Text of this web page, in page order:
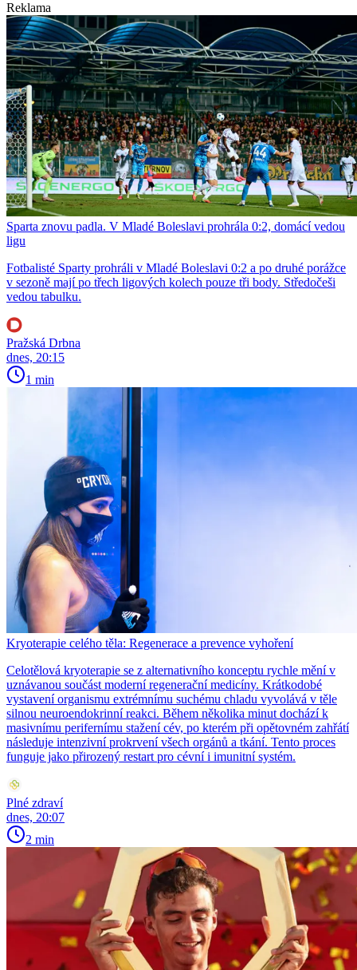
Reklama
Sparta znovu padla. V Mladé Boleslavi prohrála 0:2, domácí vedou
ligu
Fotbalisté Sparty prohráli v Mladé Boleslavi 0:2 a po druhé porážce
v sezoně mají po třech ligových kolech pouze tři body. Středočeši
vedou tabulku.
Pražská Drbna
dnes, 20:15
1 min
Kryoterapie celého těla: Regenerace a prevence vyhoření
Celotělová kryoterapie se z alternativního konceptu rychle mění v
uznávanou součást moderní regenerační medicíny. Krátkodobé
vystavení organismu extrémnímu suchému chladu vyvolává v těle
silnou neuroendokrinní reakci. Během několika minut dochází k
masivnímu perifernímu stažení cév, po kterém při opětovném zahřátí
následuje intenzivní prokrvení všech orgánů a tkání. Tento proces
funguje jako přirozený restart pro cévní i imunitní systém.
Plné zdraví
dnes, 20:07
2 min